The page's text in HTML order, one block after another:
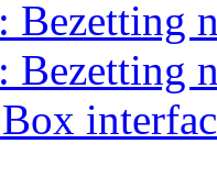
Bezetting
Bezetting